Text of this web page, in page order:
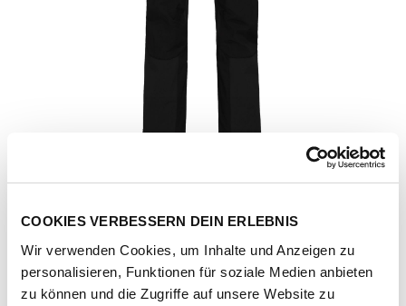
COOKIES VERBESSERN DEIN ERLEBNIS
Wir verwenden Cookies, um Inhalte und Anzeigen zu
personalisieren, Funktionen für soziale Medien anbieten
zu können und die Zugriffe auf unsere Website zu
Artikel-Nr.1021-01600-0001-black